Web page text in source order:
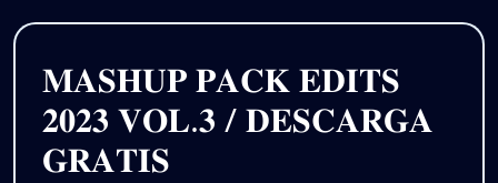
𝐌𝐀𝐒𝐇𝐔𝐏 𝐏𝐀𝐂𝐊 𝐄𝐃𝐈𝐓𝐒
𝟐𝟎𝟐𝟑 𝐕𝐎𝐋.𝟑 / 𝐃𝐄𝐒𝐂𝐀𝐑𝐆𝐀
𝐆𝐑𝐀𝐓𝐈𝐒